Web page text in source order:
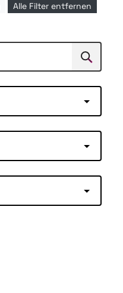
Alle Filter entfernen
Suchen